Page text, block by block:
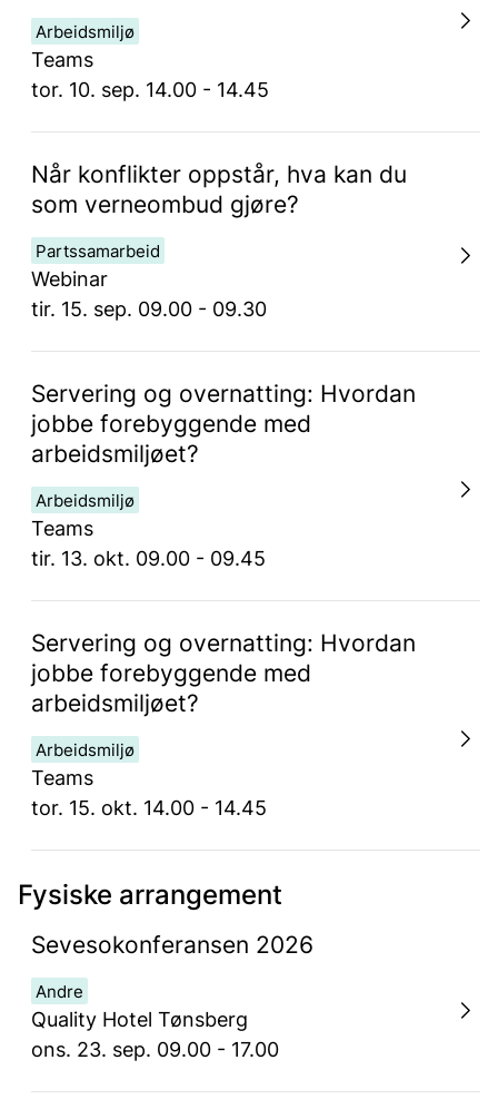
Arbeidsmiljø
Teams
tor. 10. sep. 14.00 - 14.45
Når konflikter oppstår, hva kan du
som verneombud gjøre?
Partssamarbeid
Webinar
tir. 15. sep. 09.00 - 09.30
Servering og overnatting: Hvordan
jobbe forebyggende med
arbeidsmiljøet?
Arbeidsmiljø
Teams
tir. 13. okt. 09.00 - 09.45
Servering og overnatting: Hvordan
jobbe forebyggende med
arbeidsmiljøet?
Arbeidsmiljø
Teams
tor. 15. okt. 14.00 - 14.45
Fysiske arrangement
Sevesokonferansen 2026
Andre
Quality Hotel Tønsberg
ons. 23. sep. 09.00 - 17.00